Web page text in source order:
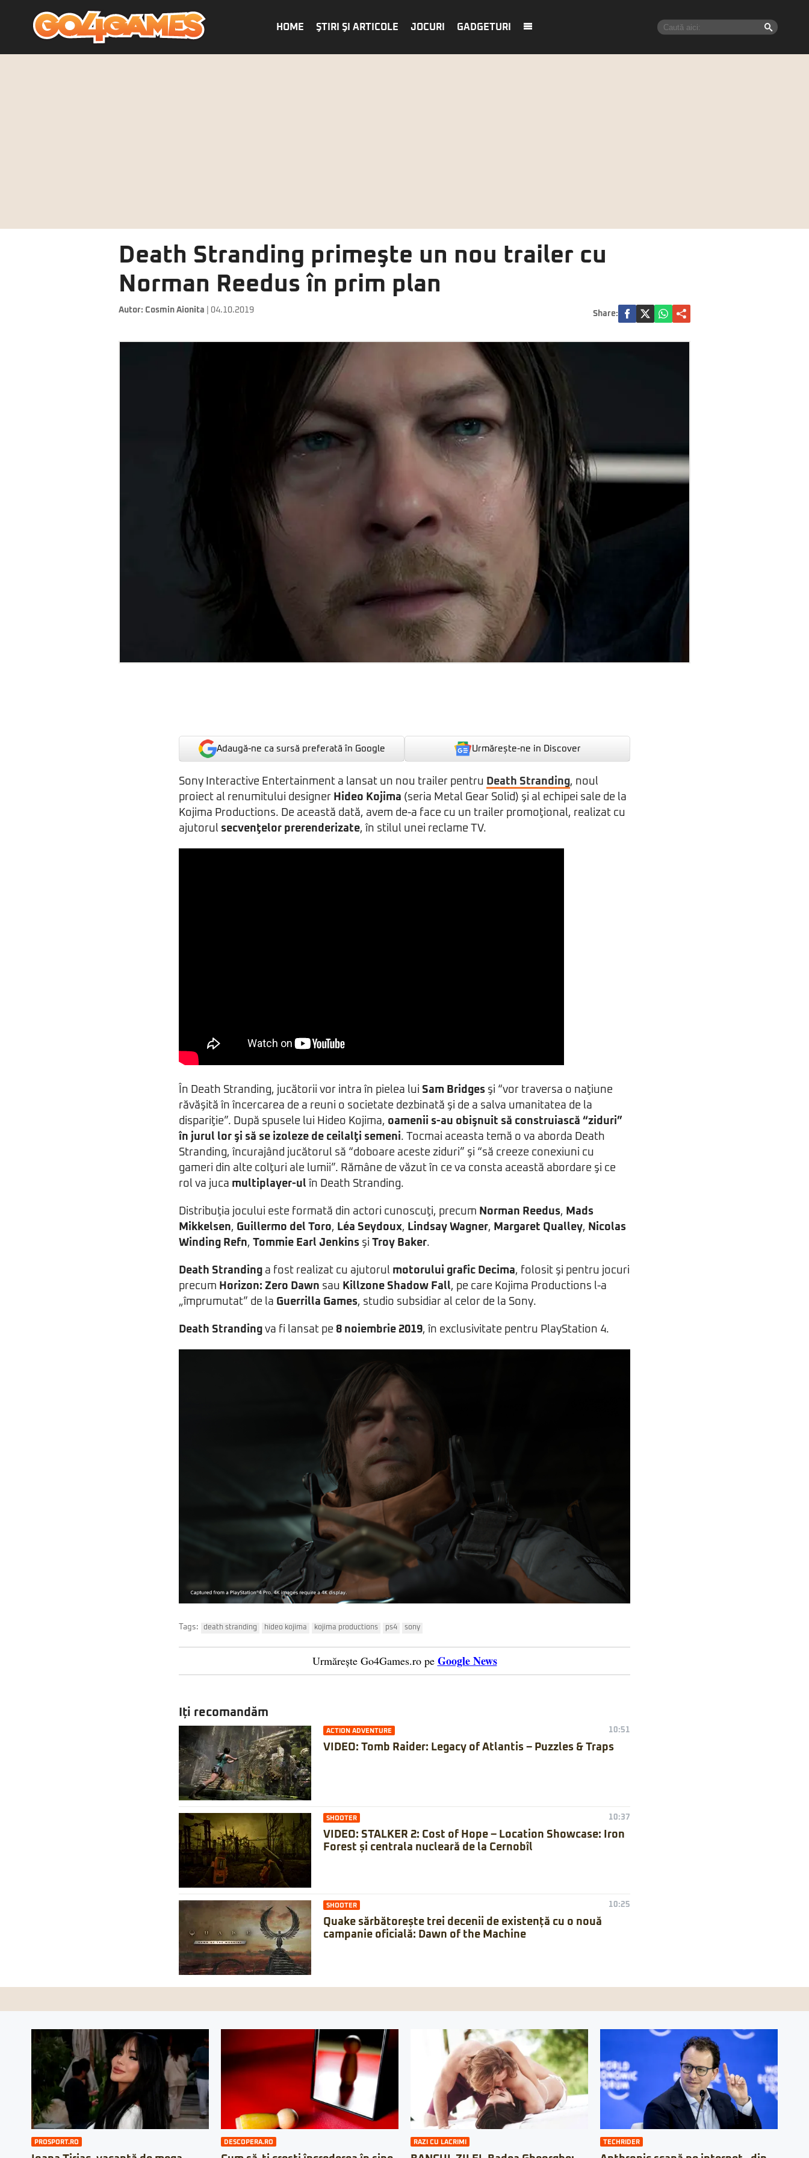
HOME ŞTIRI ŞI ARTICOLE JOCURI GADGETURI
Death Stranding primeşte un nou trailer cu
Norman Reedus în prim plan
Autor: Cosmin Aionita | 04.10.2019 Share:
Adaugă-ne ca sursă preferată în Google Urmărește-ne in Discover
Sony Interactive Entertainment a lansat un nou trailer pentru Death Stranding, noul
proiect al renumitului designer Hideo Kojima (seria Metal Gear Solid) şi al echipei sale de la
Kojima Productions. De această dată, avem de-a face cu un trailer promoţional, realizat cu
ajutorul secvenţelor prerenderizate, în stilul unei reclame TV.
În Death Stranding, jucătorii vor intra în pielea lui Sam Bridges şi “vor traversa o naţiune
răvăşită în încercarea de a reuni o societate dezbinată şi de a salva umanitatea de la
dispariţie”. După spusele lui Hideo Kojima, oamenii s-au obişnuit să construiască “ziduri”
în jurul lor şi să se izoleze de ceilalţi semeni. Tocmai aceasta temă o va aborda Death
Stranding, încurajând jucătorul să “doboare aceste ziduri” şi “să creeze conexiuni cu
gameri din alte colţuri ale lumii”. Rămâne de văzut în ce va consta această abordare şi ce
rol va juca multiplayer-ul în Death Stranding.
Distribuţia jocului este formată din actori cunoscuţi, precum Norman Reedus, Mads
Mikkelsen, Guillermo del Toro, Léa Seydoux, Lindsay Wagner, Margaret Qualley, Nicolas
Winding Refn, Tommie Earl Jenkins şi Troy Baker.
Death Stranding a fost realizat cu ajutorul motorului grafic Decima, folosit şi pentru jocuri
precum Horizon: Zero Dawn sau Killzone Shadow Fall, pe care Kojima Productions l-a
„împrumutat” de la Guerrilla Games, studio subsidiar al celor de la Sony.
Death Stranding va fi lansat pe 8 noiembrie 2019, în exclusivitate pentru PlayStation 4.
Tags: death stranding hideo kojima kojima productions ps4 sony
Urmărește Go4Games.ro pe Google News
Iți recomandăm
ACTION ADVENTURE 10:51
VIDEO: Tomb Raider: Legacy of Atlantis – Puzzles & Traps
SHOOTER 10:37
VIDEO: STALKER 2: Cost of Hope – Location Showcase: Iron
Forest și centrala nucleară de la Cernobîl
SHOOTER 10:25
Quake sărbătorește trei decenii de existență cu o nouă
campanie oficială: Dawn of the Machine
PROSPORT.RO DESCOPERA.RO RAZI CU LACRIMI TECHRIDER